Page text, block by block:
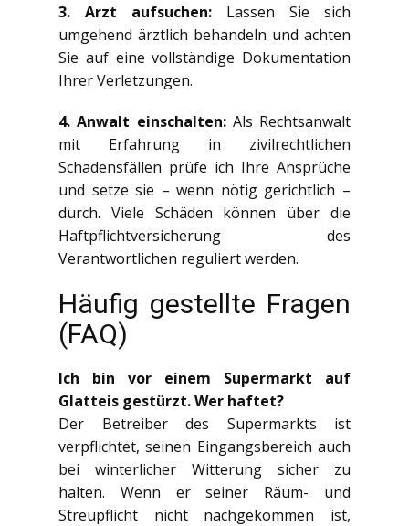
3. Arzt aufsuchen: Lassen Sie sich
umgehend ärztlich behandeln und achten
Sie auf eine vollständige Dokumentation
Ihrer Verletzungen.
4.Anwalt einschalten:Als Rechtsanwalt
mit Erfahrung in zivilrechtlichen
Schadensfällen prüfe ich Ihre Ansprüche
und setze sie – wenn nötig gerichtlich –
durch. Viele Schäden können über die
Haftpflichtversicherung des
Verantwortlichen reguliert werden.
Häufig gestellte Fragen
(FAQ)
Ich bin vor einem Supermarkt auf
Glatteis gestürzt. Wer haftet?
Der Betreiber des Supermarkts ist
verpflichtet, seinen Eingangsbereich auch
bei winterlicher Witterung sicher zu
halten. Wenn er seiner Räum- und
Streupflicht nicht nachgekommen ist,